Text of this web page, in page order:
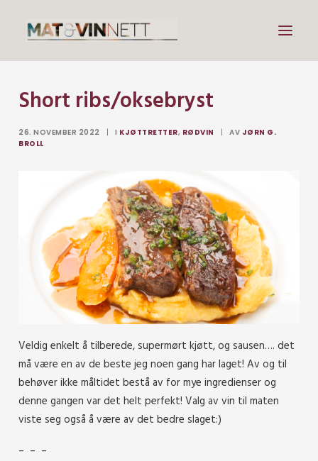
Mat
Artikler
Om meg
Search
Short ribs/oksebryst
26. NOVEMBER 2022 | I KJØTTRETTER, RØDVIN | AV JØRN G.
BROLL
Veldig enkelt å tilberede, supermørt kjøtt, og sausen…. det
må være en av de beste jeg noen gang har laget! Av og til
behøver ikke måltidet bestå av for mye ingredienser og
denne gangen var det helt perfekt! Valg av vin til maten
viste seg også å være av det bedre slaget:)
– – –